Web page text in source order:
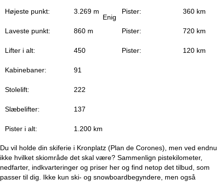
Enig
t
s
Højeste punkt: 3.269 m Pister: 360 km
Laveste punkt: 860 m Pister: 720 km
Lifter i alt: 450 Pister: 120 km
Kabinebaner: 91
Stolelift: 222
Slæbelifter: 137
Pister i alt: 1.200 km
Du vil holde din skiferie i Kronplatz (Plan de Corones), men ved endnu
ikke hvilket skiområde det skal være? Sammenlign pistekilometer,
nedfarter, indkvarteringer og priser her og find netop det tilbud, som
passer til dig. Ikke kun ski- og snowboardbegyndere, men også